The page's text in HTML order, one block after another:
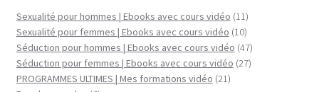
Sexualité pour hommes | Ebooks avec cours vidéo 1111
produits
Sexualité pour femmes | Ebooks avec cours vidéo 1010
produits
Séduction pour hommes | Ebooks avec cours vidéo 4747
produits
Séduction pour femmes | Ebooks avec cours vidéo 2727
PROGRAMMES ULTIMES | Mes formations vidéo 2121